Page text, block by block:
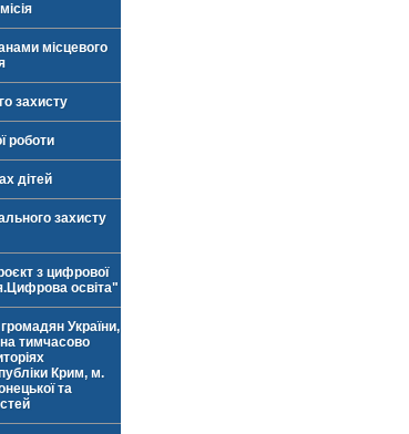
місцевого
захисту
роботи
дітей
захисту
з цифрової
освіта"
України,
тимчасово
Крим, м.
та